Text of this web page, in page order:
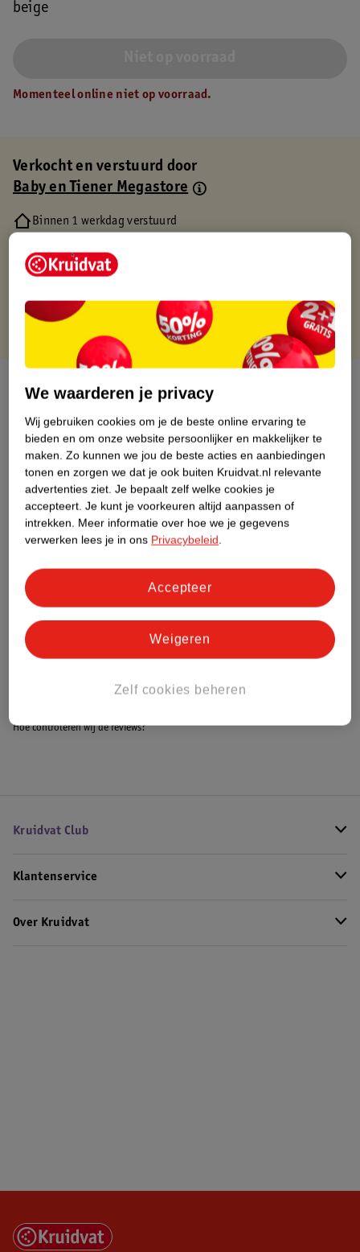
beige
Momenteel online niet op voorraad.
Verkocht en verstuurd door
Baby en Tiener Megastore
Binnen 1 werkdag verstuurd
Gratis retourneren via verkooppartner.
Gratis punten met je Kruidvat kaart
Over dit product
Productinformatie
Nature Impact Score
Dit product heeft (nog) geen Nature
Impact Score.
Meer informatie
Bestel & Bezorginformatie
Bekijk ook
Alle Verschoningsmatjes
Hoe controleren wij de reviews?
Kruidvat Club
Klantenservice
Over Kruidvat
We waarderen je privacy
Wij gebruiken cookies om je de beste online ervaring te
bieden en om onze website persoonlijker en makkelijker te
maken. Zo kunnen we jou de beste acties en aanbiedingen
tonen en zorgen we dat je ook buiten Kruidvat.nl relevante
advertenties ziet. Je bepaalt zelf welke cookies je
accepteert. Je kunt je voorkeuren altijd aanpassen of
intrekken. Meer informatie over hoe we je gegevens
verwerken lees je in ons Privacybeleid.
Zelf cookies beheren
Weigeren
Accepteer